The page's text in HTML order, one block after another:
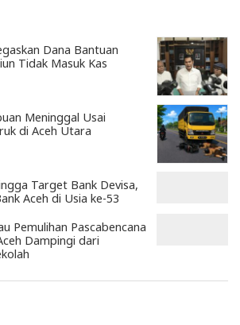
Dana Bantuan
Tidak Masuk Kas
Meninggal Usai
di Aceh Utara
Target Bank Devisa,
Aceh di Usia ke-53
Pemulihan Pascabencana
Dampingi dari